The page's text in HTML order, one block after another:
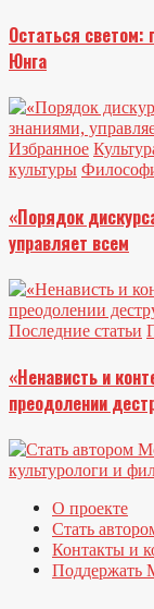
Остаться светом:
Юнга
Избранное
культуры
«Порядок
управляет всем
Последние статьи
«Ненависть и
преодолении
О проекте
Стать
Контакты и
Поддержать